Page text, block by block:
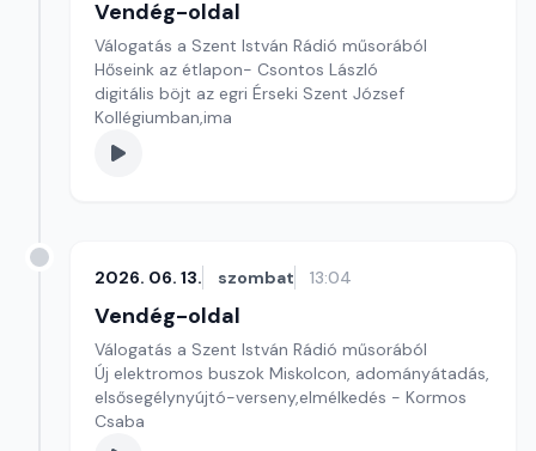
Vendég-oldal
Válogatás a Szent István Rádió műsorából
Hőseink az étlapon- Csontos László
digitális böjt az egri Érseki Szent József
Kollégiumban,ima
2026. 06. 13. szombat 13:04
Vendég-oldal
Válogatás a Szent István Rádió műsorából
Új elektromos buszok Miskolcon, adományátadás,
elsősegélynyújtó-verseny,elmélkedés - Kormos
Csaba